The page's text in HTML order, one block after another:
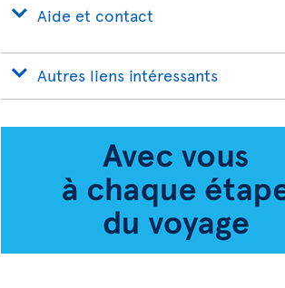
Aide et contact
Autres liens intéressants